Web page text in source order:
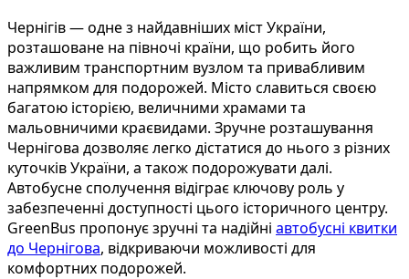
Чернігів — одне з найдавніших міст України,
розташоване на півночі країни, що робить його
важливим транспортним вузлом та привабливим
напрямком для подорожей. Місто славиться своєю
багатою історією, величними храмами та
мальовничими краєвидами. Зручне розташування
Чернігова дозволяє легко дістатися до нього з різних
куточків України, а також подорожувати далі.
Автобусне сполучення відіграє ключову роль у
забезпеченні доступності цього історичного центру.
GreenBus пропонує зручні та надійні автобусні квитки
до Чернігова, відкриваючи можливості для
комфортних подорожей.